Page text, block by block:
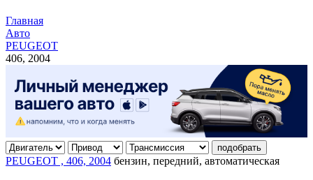
Главная
Авто
PEUGEOT
406, 2004
подобрать
PEUGEOT , 406, 2004 бензин, передний, автоматическая